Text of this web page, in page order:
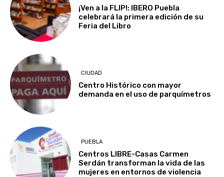
¡Ven a la FLIP!: IBERO Puebla
celebrará la primera edición de su
Feria del Libro
CIUDAD
Centro Histórico con mayor
demanda en el uso de parquímetros
PUEBLA
Centros LIBRE-Casas Carmen
Serdán transforman la vida de las
mujeres en entornos de violencia